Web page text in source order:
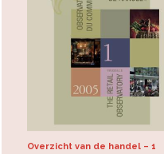
Overzicht van de handel 1